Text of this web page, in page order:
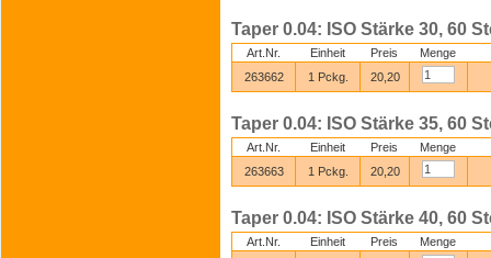
Taper 0.04: ISO Stärke 30, 60
Art.Nr. Einheit Preis
Menge
263662
1 Pckg. 20,20
Taper 0.04: ISO Stärke 35, 60
Art.Nr. Einheit Preis
Menge
263663
1 Pckg. 20,20
Taper 0.04: ISO Stärke 40, 60
Art.Nr. Einheit Preis
Menge